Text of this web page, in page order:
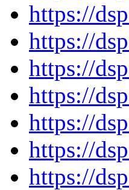
https://
https://
https://
https://
https://
https://
https://